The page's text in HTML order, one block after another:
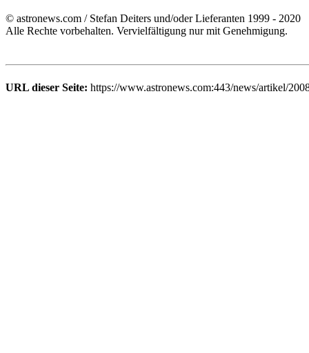
© astronews.com / Stefan Deiters und/oder Lieferanten 1999 - 2020
Alle Rechte vorbehalten. Vervielfältigung nur mit Genehmigung.
URL dieser Seite: https://www.astronews.com:443/news/artikel/